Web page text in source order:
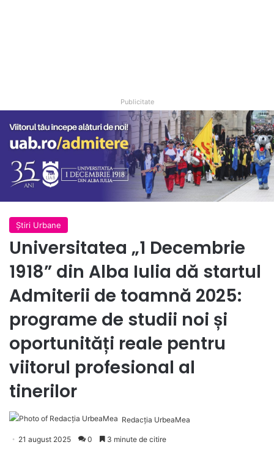
Publicitate
Ştiri Urbane
Universitatea „1 Decembrie
1918” din Alba Iulia dă startul
Admiterii de toamnă 2025:
programe de studii noi și
oportunități reale pentru
viitorul profesional al
tinerilor
Redacția UrbeaMea
21 august 2025 0 3 minute de citire